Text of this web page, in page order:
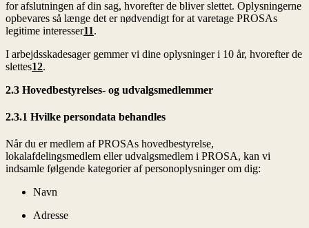
for afslutningen af din sag, hvorefter de bliver slettet. Oplysningerne
opbevares så længe det er nødvendigt for at varetage PROSAs
legitime interesser11.
I arbejdsskadesager gemmer vi dine oplysninger i 10 år, hvorefter de
slettes12.
2.3 Hovedbestyrelses- og udvalgsmedlemmer
2.3.1 Hvilke persondata behandles
Når du er medlem af PROSAs hovedbestyrelse,
lokalafdelingsmedlem eller udvalgsmedlem i PROSA, kan vi
indsamle følgende kategorier af personoplysninger om dig:
Navn
Adresse